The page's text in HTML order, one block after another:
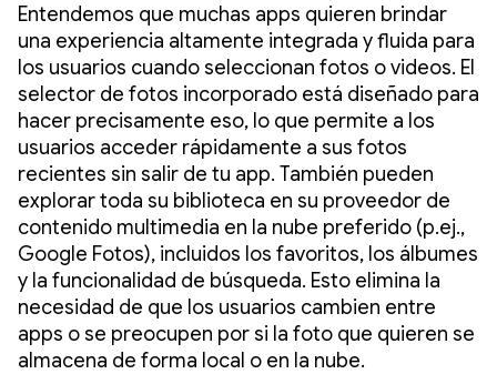
Entendemos que muchas apps quieren brindar
una experiencia altamente integrada y fluida para
los usuarios cuando seleccionan fotos o videos. El
selector de fotos incorporado está diseñado para
hacer precisamente eso, lo que permite a los
usuarios acceder rápidamente a sus fotos
recientes sin salir de tu app. También pueden
explorar toda su biblioteca en su proveedor de
contenido multimedia en la nube preferido (p.ej.,
Google Fotos), incluidos los favoritos, los álbumes
y la funcionalidad de búsqueda. Esto elimina la
necesidad de que los usuarios cambien entre
apps o se preocupen por si la foto que quieren se
almacena de forma local o en la nube.